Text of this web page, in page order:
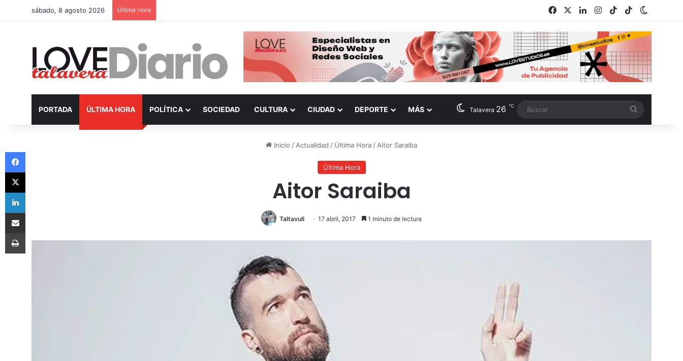
sábado, 8 agosto 2026 Última Hora Facebook LinkedInInstagram
TikTokRSS
PORTADA ÚLTIMA HORA POLÍTICA SOCIEDAD CULTURA CIUDAD DEPORTE MÁS Talavera 26 ℃
Inicio / Actualidad / Última Hora / Aitor Saraiba
Última Hora
Aitor Saraiba
Taltavull 17 abril, 2017 1 minuto de lectura